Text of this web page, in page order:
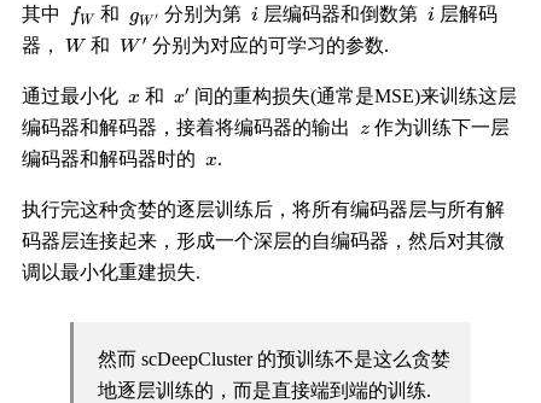
其中 和 分别为第 层编码器和倒数第
层解码
器，
和 分别为对应的可学习的参数.
通过最小化 和
间的重构损失(通常是MSE)来训练这层
编码器和解码器，接着将编码器的输出
作为训练下一层
编码器和解码器时的
.
执行完这种贪婪的逐层训练后，将所有编码器层与所有解
码器层连接起来，形成一个深层的自编码器，然后对其微
调以最小化重建损失.
然而 scDeepCluster 的预训练不是这么贪婪
地逐层训练的，而是直接端到端的训练.